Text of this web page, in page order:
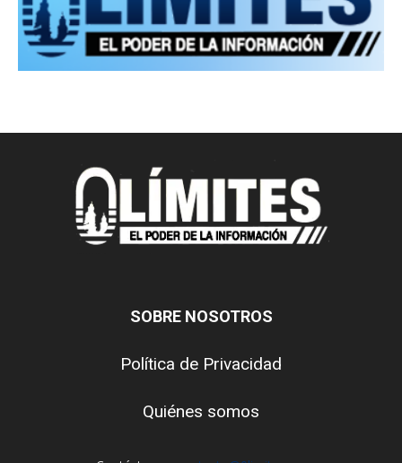
SOBRE NOSOTROS
Política de Privacidad
Quiénes somos